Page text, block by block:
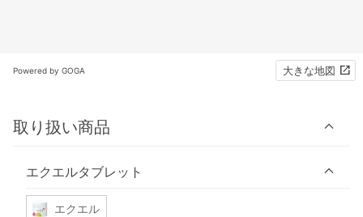
Powered by GOGA 大きな地図
取り扱い商品
エクエルタブレット
エクエル